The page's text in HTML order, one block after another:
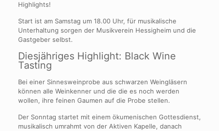
Highlights!
Start ist am Samstag um 18.00 Uhr, für musikalische
Unterhaltung sorgen der Musikverein Hessigheim und die
Gastgeber selbst.
Diesjähriges Highlight: Black Wine
Tasting
Bei einer Sinnesweinprobe aus schwarzen Weingläsern
können alle Weinkenner und die die es noch werden
wollen, ihre feinen Gaumen auf die Probe stellen.
Der Sonntag startet mit einem ökumenischen Gottesdienst,
musikalisch umrahmt von der Aktiven Kapelle, danach